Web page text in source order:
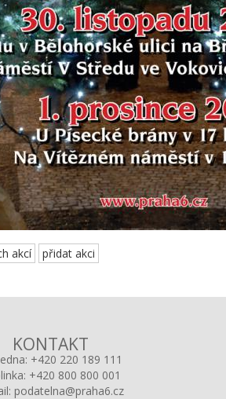
akcí přidat akci
KONTAKT
+420 220 189 111
+420 800 800 001
podatelna@praha6.cz